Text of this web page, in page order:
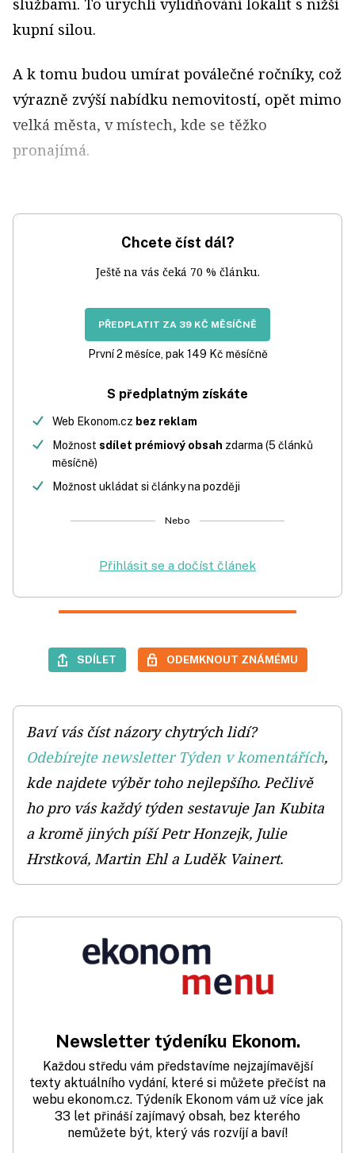
službami. To urychlí vylidňování lokalit s nižší
kupní silou.
A k tomu budou umírat poválečné ročníky, což
výrazně zvýší nabídku nemovitostí, opět mimo
velká města, v místech, kde se těžko
pronajímá.
Chcete číst dál?
Ještě na vás čeká 70 % článku.
PŘEDPLATIT ZA 39 KČ MĚSÍČNĚ
První 2 měsíce, pak 149 Kč měsíčně
S předplatným získáte
Web Ekonom.cz bez reklam
Možnost sdílet prémiový obsah zdarma (5 článků
měsíčně)
Možnost ukládat si články na později
Nebo
Přihlásit se a dočíst článek
SDÍLET ODEMKNOUT ZNÁMÉMU
Baví vás číst názory chytrých lidí?
Odebírejte newsletter Týden v komentářích,
kde najdete výběr toho nejlepšího. Pečlivě
ho pro vás každý týden sestavuje Jan Kubita
a kromě jiných píší Petr Honzejk, Julie
Hrstková, Martin Ehl a Luděk Vainert.
Newsletter týdeníku Ekonom.
Každou středu vám představíme nejzajímavější
texty aktuálního vydání, které si můžete přečíst na
webu ekonom.cz. Týdeník Ekonom vám už více jak
33 let přináší zajímavý obsah, bez kterého
nemůžete být, který vás rozvíjí a baví!